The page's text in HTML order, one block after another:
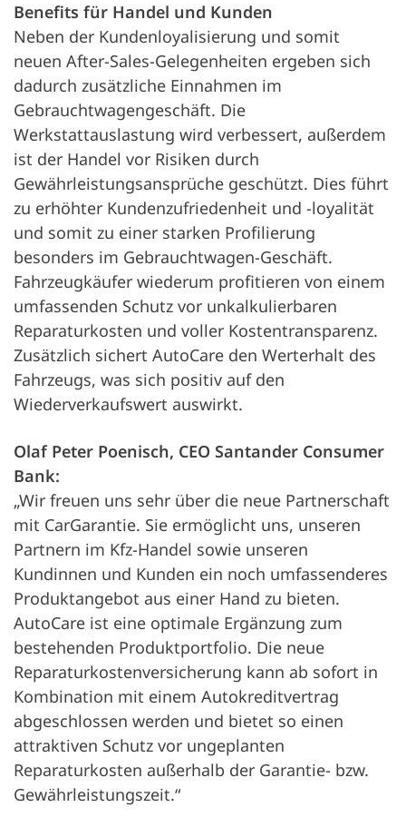
Benefits für Handel und Kunden
Neben der Kundenloyalisierung und somit
neuen After-Sales-Gelegenheiten ergeben sich
dadurch zusätzliche Einnahmen im
Gebrauchtwagengeschäft. Die
Werkstattauslastung wird verbessert, außerdem
ist der Handel vor Risiken durch
Gewährleistungsansprüche geschützt. Dies führt
zu erhöhter Kundenzufriedenheit und -loyalität
und somit zu einer starken Profilierung
besonders im Gebrauchtwagen-Geschäft.
Fahrzeugkäufer wiederum profitieren von einem
umfassenden Schutz vor unkalkulierbaren
Reparaturkosten und voller Kostentransparenz.
Zusätzlich sichert AutoCare den Werterhalt des
Fahrzeugs, was sich positiv auf den
Wiederverkaufswert auswirkt.
Olaf Peter Poenisch, CEO Santander Consumer
Bank:
„Wir freuen uns sehr über die neue Partnerschaft
mit CarGarantie. Sie ermöglicht uns, unseren
Partnern im Kfz-Handel sowie unseren
Kundinnen und Kunden ein noch umfassenderes
Produktangebot aus einer Hand zu bieten.
AutoCare ist eine optimale Ergänzung zum
bestehenden Produktportfolio. Die neue
Reparaturkostenversicherung kann ab sofort in
Kombination mit einem Autokreditvertrag
abgeschlossen werden und bietet so einen
attraktiven Schutz vor ungeplanten
Reparaturkosten außerhalb der Garantie- bzw.
Gewährleistungszeit.“